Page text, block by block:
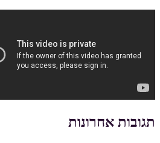
תגובות אחרונות